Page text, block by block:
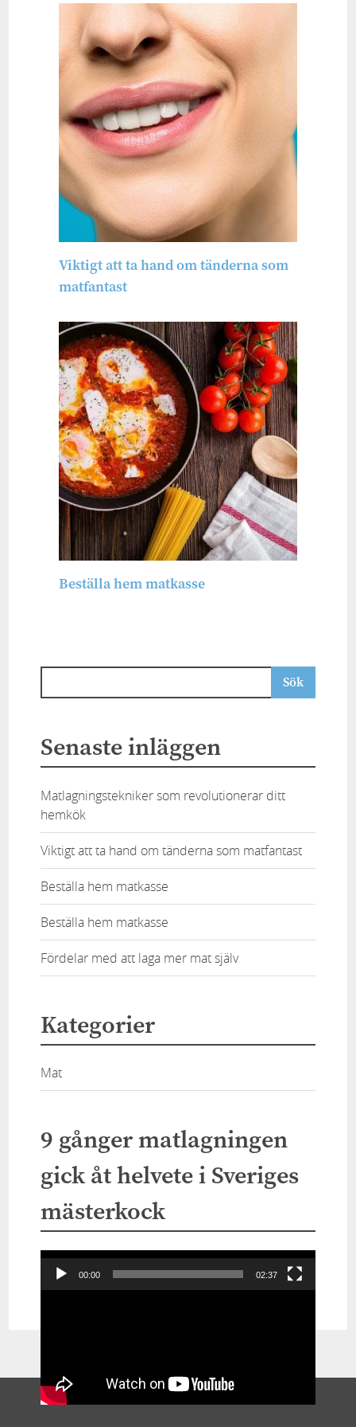
Viktigt att ta hand om tänderna som
matfantast
Beställa hem matkasse
Senaste inläggen
Matlagningstekniker som revolutionerar ditt
hemkök
Viktigt att ta hand om tänderna som matfantast
Beställa hem matkasse
Beställa hem matkasse
Fördelar med att laga mer mat själv
Kategorier
Mat
9 gånger matlagningen
gick åt helvete i Sveriges
mästerkock
Videospelare
00:00 02:37